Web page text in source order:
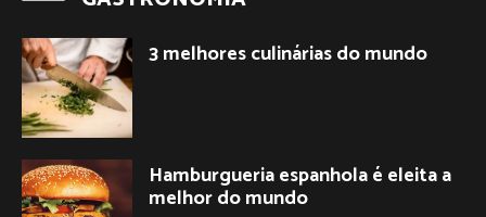
3 melhores culinárias do mundo
Hamburgueria espanhola é eleita a
melhor do mundo